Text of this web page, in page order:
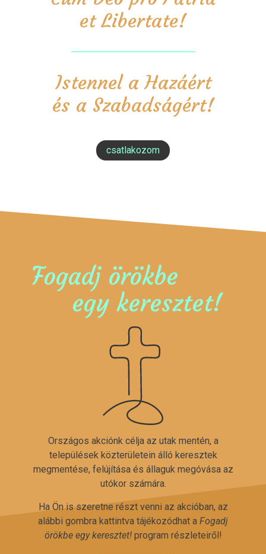
et Libertate!
Istennel a Hazáért
és a Szabadságért!
csatlakozom
Fogadj örökbe
egy keresztet!
Országos akciónk célja az utak mentén, a
települések közterületein álló keresztek
megmentése, felújítása és állaguk megóvása az
utókor számára.
Ha Ön is szeretne részt venni az akcióban, az
alábbi gombra kattintva tájékozódhat a Fogadj
örökbe egy keresztet!program részleteiről!